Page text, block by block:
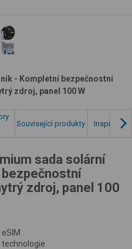
- Kompletní bezpečnostní
zdroj, panel 100 W
Související produkty Inspirace
sada solární
zdroj, panel 100
eSIM
technologie